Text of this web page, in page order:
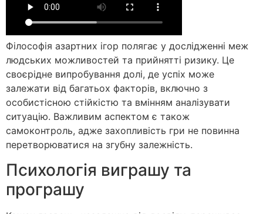
Філософія азартних ігор полягає у дослідженні меж
людських можливостей та прийнятті ризику. Це
своєрідне випробування долі, де успіх може
залежати від багатьох факторів, включно з
особистісною стійкістю та вмінням аналізувати
ситуацію. Важливим аспектом є також
самоконтроль, адже захопливість гри не повинна
перетворюватися на згубну залежність.
Психологія виграшу та
програшу